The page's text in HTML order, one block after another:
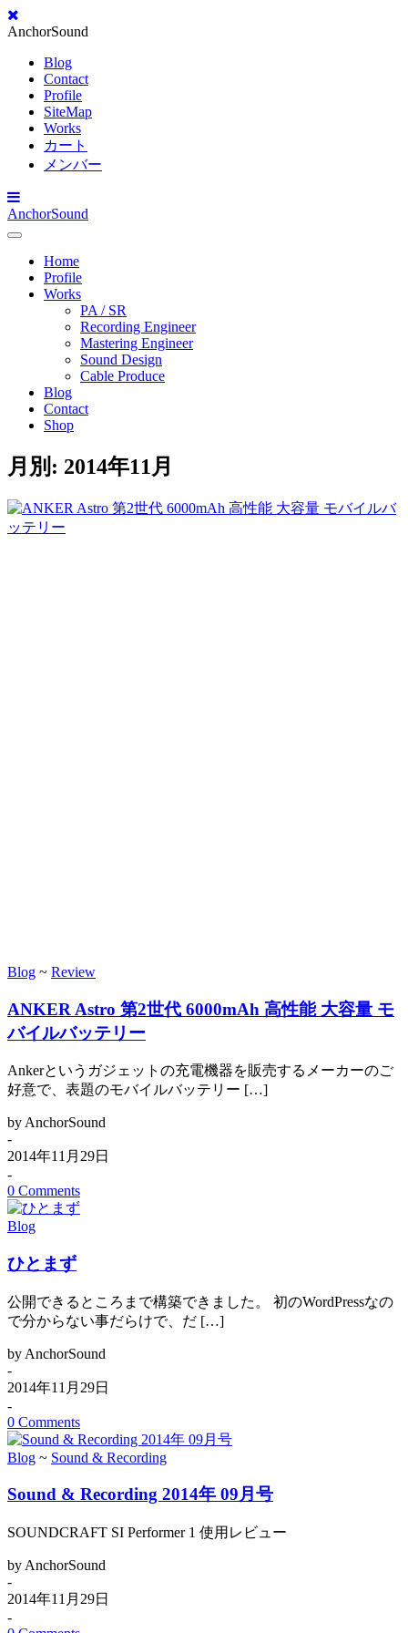
AnchorSound
Blog
Contact
Profile
SiteMap
Works
カート
メンバー
AnchorSound
Toggle
NavigationHome
Profile
Works
PA / SR
Recording Engineer
Mastering Engineer
Sound Design
Cable Produce
Blog
Contact
Shop
月別: 2014年11月
Blog ~ Review
ANKER Astro 第2世代 6000mAh 高性能 大容量 モ
バイルバッテリー
Ankerというガジェットの充電機器を販売するメーカーのご
好意で、表題のモバイルバッテリー […]
by AnchorSound
-
2014年11月29日
-
0 Comments
Blog
ひとまず
公開できるところまで構築できました。 初のWordPressなの
で分からない事だらけで、だ […]
by AnchorSound
-
2014年11月29日
-
0 Comments
Blog ~ Sound & Recording
Sound & Recording 2014年 09月号
SOUNDCRAFT SI Performer 1 使用レビュー
by AnchorSound
-
2014年11月29日
-